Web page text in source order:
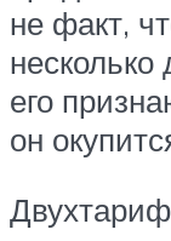
не факт,
несколько
его
он